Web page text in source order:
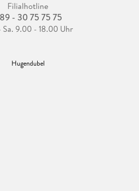
Filialhotline
- 30 75 75 75
Sa. 9.00 - 18.00 Uhr
Hugendubel